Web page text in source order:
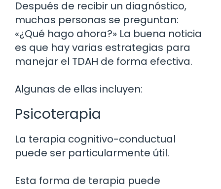
Después de recibir un diagnóstico,
muchas personas se preguntan:
«¿Qué hago ahora?» La buena noticia
es que hay varias estrategias para
manejar el TDAH de forma efectiva.
Algunas de ellas incluyen:
Psicoterapia
La terapia cognitivo-conductual
puede ser particularmente útil.
Esta forma de terapia puede